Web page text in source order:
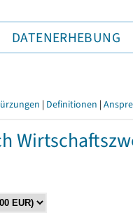
DATENERHEBUNG
| Definitionen |